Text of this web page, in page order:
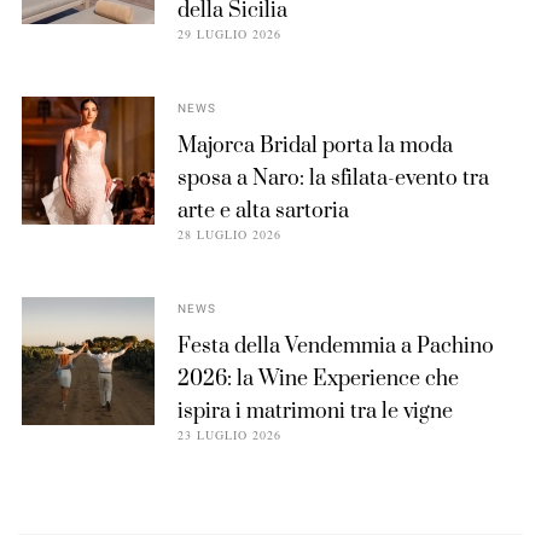
della Sicilia
29 LUGLIO 2026
NEWS
Majorca Bridal porta la moda
sposa a Naro: la sfilata-evento tra
arte e alta sartoria
28 LUGLIO 2026
NEWS
Festa della Vendemmia a Pachino
2026: la Wine Experience che
ispira i matrimoni tra le vigne
23 LUGLIO 2026